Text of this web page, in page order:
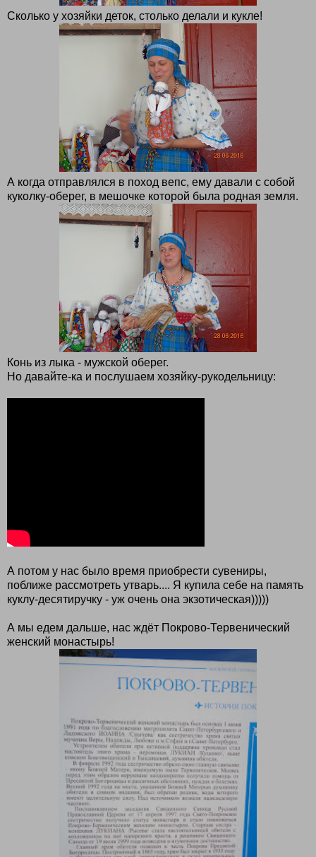
Сколько у хозяйки деток, столько делали и кукле!
А когда отправлялся в поход вепс, ему давали с собой
куколку-оберег, в мешочке которой была родная земля.
Конь из лыка - мужской оберег.
Но давайте-ка и послушаем хозяйку-рукодельницу:
А потом у нас было время приобрести сувениры,
поближе рассмотреть утварь.... Я купила себе на память
куклу-десятиручку - уж очень она экзотическая)))))
А мы едем дальше, нас ждёт Покрово-Тервенический
женский монастырь!